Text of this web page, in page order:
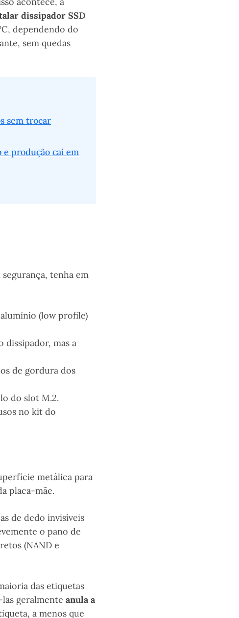
dissipador SSD
dependendo do
sem quedas
sem trocar
e produção cai em
tenha em
(low profile)
dissipador, mas a
de gordura dos
do slot M.2.
no kit do
metálica para
placa-mãe.
de dedo invisíveis
o pano de
(NAND e
das etiquetas
geralmente anula a
a menos que